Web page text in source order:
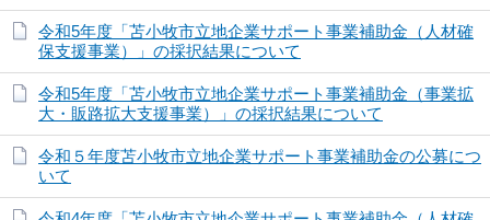
令和5年度「苫小牧市立地企業サポート事業補助金（人材確
保支援事業）」の採択結果について
令和5年度「苫小牧市立地企業サポート事業補助金（事業拡
大・販路拡大支援事業）」の採択結果について
令和５年度苫小牧市立地企業サポート事業補助金の公募につ
いて